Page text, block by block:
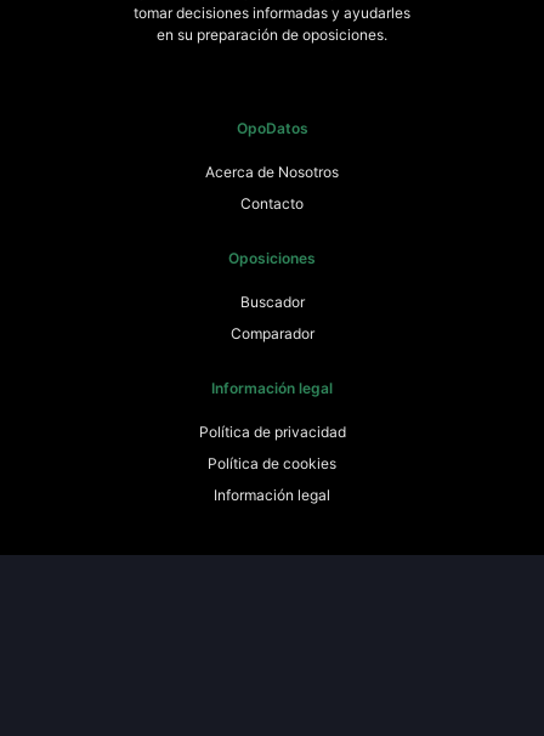
tomar decisiones informadas y ayudarles
en su preparación de oposiciones.
OpoDatos
Acerca de Nosotros
Contacto
Oposiciones
Buscador
Comparador
Información legal
Política de privacidad
Política de cookies
Información legal